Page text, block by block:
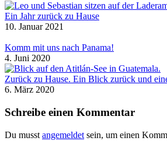
Ein Jahr zurück zu Hause
10. Januar 2021
Komm mit uns nach Panama!
4. Juni 2020
Zurück zu Hause. Ein Blick zurück und
6. März 2020
Schreibe einen Kommentar
Du musst angemeldet sein, um einen